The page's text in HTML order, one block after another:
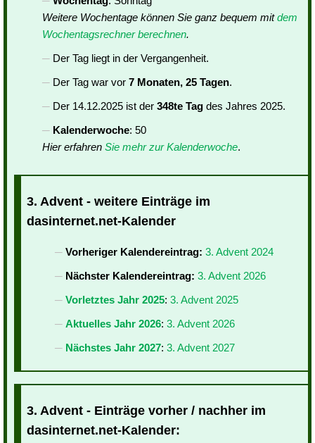
Weitere Wochentage können Sie ganz bequem mitdem
Wochentagsrechner berechnen.
Der Tag liegt in der Vergangenheit.
Der Tag war vor 7 Monaten, 25 Tagen.
Der 14.12.2025 ist der 348te Tag des Jahres 2025.
Kalenderwoche: 50
Hier erfahren Sie mehr zur Kalenderwoche.
3. Advent - weitere Einträge im
dasinternet.net-Kalender
Vorheriger Kalendereintrag: 3. Advent 2024
Nächster Kalendereintrag: 3. Advent 2026
Vorletztes Jahr 2025: 3. Advent 2025
Aktuelles Jahr 2026: 3. Advent 2026
Nächstes Jahr 2027: 3. Advent 2027
3. Advent - Einträge vorher / nachher im
dasinternet.net-Kalender: